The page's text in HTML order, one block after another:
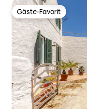
Gäste-Favorit
Gäste-Favorit